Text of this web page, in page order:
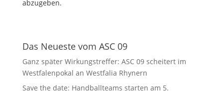
abzugeben.
Das Neueste vom ASC 09
Ganz später Wirkungstreffer: ASC 09 scheitert im
Westfalenpokal an Westfalia Rhynern
Save the date: Handballteams starten am 5.